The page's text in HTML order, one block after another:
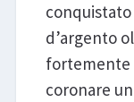
conquistato
d’argento
fortemente
coronare